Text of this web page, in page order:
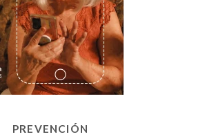
PREVENCIÓN